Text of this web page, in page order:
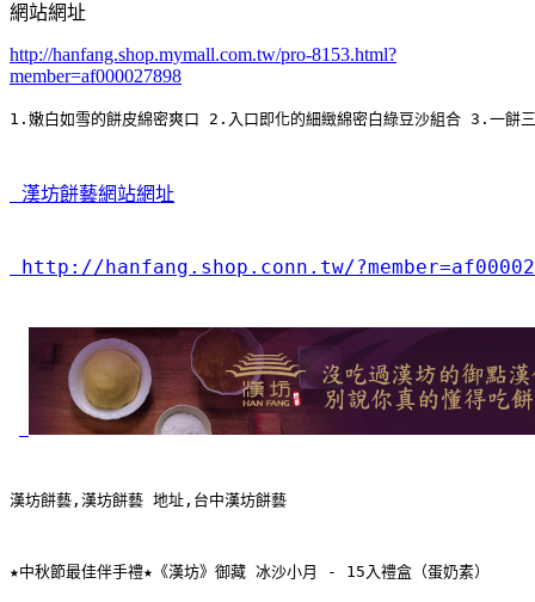
網站網址
http://hanfang.shop.mymall.com.tw/pro-8153.html?
member=af000027898
1.嫩白如雪的餅皮綿密爽口 2.入口即化的細緻綿密白綠豆沙組合 3.一餅
漢坊餅藝網站網址
http://hanfang.shop.conn.tw/
漢坊餅藝,漢坊餅藝 地址,台中漢坊餅藝
★中秋節最佳伴手禮★《漢坊》御藏 冰沙小月 - 15入禮盒（蛋奶素）